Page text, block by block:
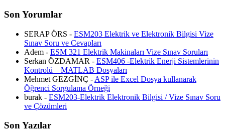
Son Yorumlar
SERAP ÖRS - ESM203 Elektrik ve Elektronik Bilgisi Vize
Sınav Soru ve Cevapları
Adem - ESM 321 Elektrik Makinaları Vize Sınav Soruları
Serkan ÖZDAMAR - ESM406 -Elektrik Enerji Sistemlerinin
Kontrolü – MATLAB Dosyaları
Mehmet GEZGİNÇ - ASP ile Excel Dosya kullanarak
Öğrenci Sorgulama Örneği
burak - ESM203-Elektrik Elektronik Bilgisi / Vize Sınav Soru
ve Çözümleri
Son Yazılar